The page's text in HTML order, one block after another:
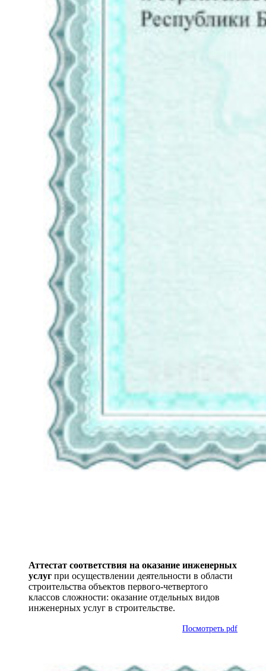
Аттестат соответствия на оказание инженерных
услуг при осуществлении деятельности в области
строительства объектов первого-четвертого
классов сложности: оказание отдельных видов
инженерных услуг в строительстве.
Посмотреть pdf